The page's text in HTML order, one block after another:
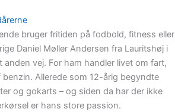
bruger fritiden på fodbold, fitness eller
Daniel Møller Andersen fra Lauritshøj i
anden vej. For ham handler livet om fart,
Allerede som 12-årig begyndte
og gokarts – og siden da har der ikke
er hans store passion.